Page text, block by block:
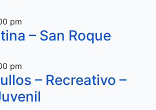
pm
– San Roque
pm
– Recreativo –